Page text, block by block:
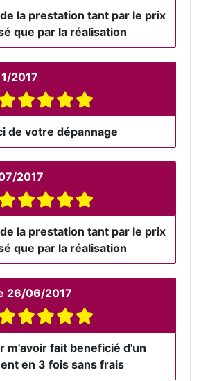
la prestation tant par le prix
que par la réalisation
2017
de votre dépannage
2017
la prestation tant par le prix
que par la réalisation
26/06/2017
m'avoir fait beneficié d'un
en 3 fois sans frais